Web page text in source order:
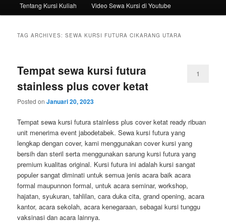
Tentang Kursi Kuliah Video Sewa Kursi di Youtube
TAG ARCHIVES:SEWA KURSI FUTURA CIKARANG UTARA
Tempat sewa kursi futura
stainless plus cover ketat
Posted onJanuari 20, 2023
1
Tempat sewa kursi futura stainless plus cover ketat ready ribuan
unit menerima event jabodetabek. Sewa kursi futura yang
lengkap dengan cover, kami menggunakan cover kursi yang
bersih dan steril serta menggunakan sarung kursi futura yang
premium kualitas original. Kursi futura ini adalah kursi sangat
populer sangat diminati untuk semua jenis acara baik acara
formal maupunnon formal, untuk acara seminar, workshop,
hajatan, syukuran, tahlilan, cara duka cita, grand opening, acara
kantor, acara sekolah, acara kenegaraan, sebagai kursi tunggu
vaksinasi dan acara lainnya.